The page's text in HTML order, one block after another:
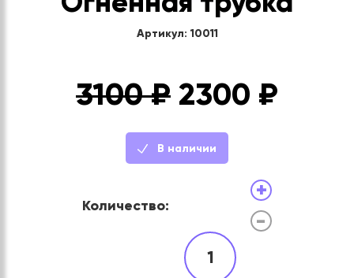
Артикул: 10011
3100 ₽ 2300 ₽
В наличии
Количество:
1
+
-